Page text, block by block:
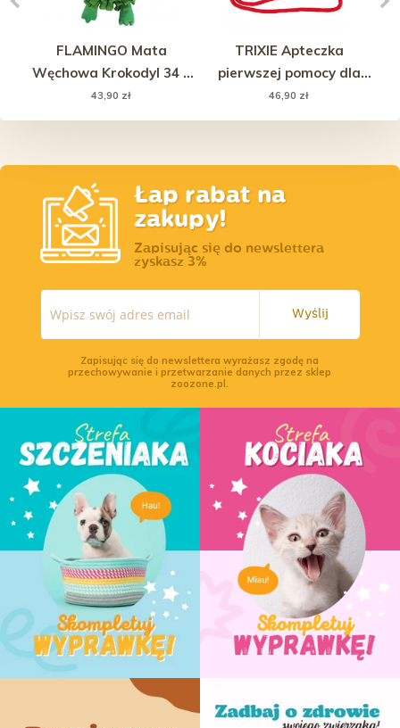
FLAMINGO Mata
Węchowa Krokodyl 34 x
38 x 2,5 cm
43,90 zł
TRIXIE Apteczka
pierwszej pomocy dla
psów i kotów
46,90 zł
Łap rabat na
zakupy!
Zapisując się do newslettera
zyskasz 3%
Wyślij
Zapisując się do newslettera wyrażasz zgodę na
przechowywanie i przetwarzanie danych przez sklep
zoozone.pl.